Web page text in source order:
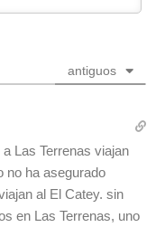
antiguos
Las Terrenas viajan
no ha asegurado
al El Catey. sin
en Las Terrenas, uno